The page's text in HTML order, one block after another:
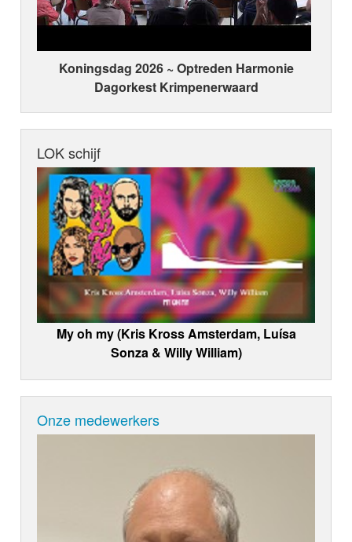
Koningsdag 2026 ~ Optreden Harmonie
Dagorkest Krimpenerwaard
LOK schijf
My oh my (Kris Kross Amsterdam, Luísa
Sonza & Willy William)
Onze medewerkers